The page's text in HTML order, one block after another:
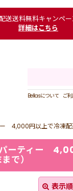
送送料無料キャンペー
詳細はこちら
Bellasについて ご
ー 4,000円以上で冷凍配
パーティー
で）
表示